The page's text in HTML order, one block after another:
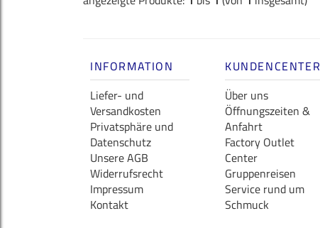
INFORMATION
Liefer- und
Versandkosten
Privatsphäre und
Datenschutz
Unsere AGB
Widerrufsrecht
Impressum
Kontakt
KUNDENCENTER
Über uns
Öffnungszeiten &
Anfahrt
Factory Outlet
Center
Gruppenreisen
Service rund um
Schmuck